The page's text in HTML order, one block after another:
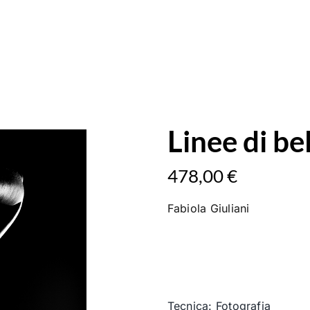
Linee di
478,00€
Fabiola Giuliani
Tecnica: Fotografia